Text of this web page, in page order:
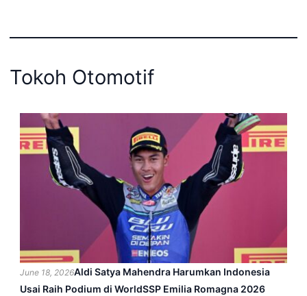
Tokoh Otomotif
June 18, 2026Aldi Satya Mahendra Harumkan Indonesia
Usai Raih Podium di WorldSSP Emilia Romagna 2026